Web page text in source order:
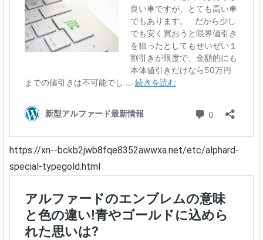
https://xn--bckb2jwb8fqe8352awwxa.net/etc/alphard-
special-typegold.html